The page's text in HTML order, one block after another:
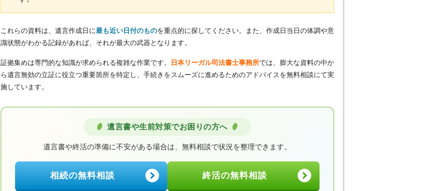
これらの資料は、遺言作成日に最も近い日付のものを重点的に探してください。また、作成日当日の体調や意
識状態がわかる記録があれば、それが最大の武器となります。
証拠集めは専門的な知識が求められる複雑な作業です。 日本リーガル司法書士事務所では、膨大な資料の中か
ら遺言無効の立証に役立つ重要箇所を特定し、手続きをスムーズに進めるためのアドバイスを無料相談にて実
施しています。
遺言書や生前対策でお困りの方へ
遺言書や終活の準備に不安がある場合は、 無料相談で状況を整理できます。
相続の無料相談 終活の無料相談